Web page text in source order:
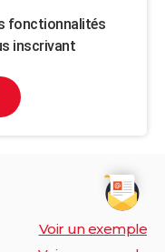
fonctionnalités
inscrivant
Voir un exemple